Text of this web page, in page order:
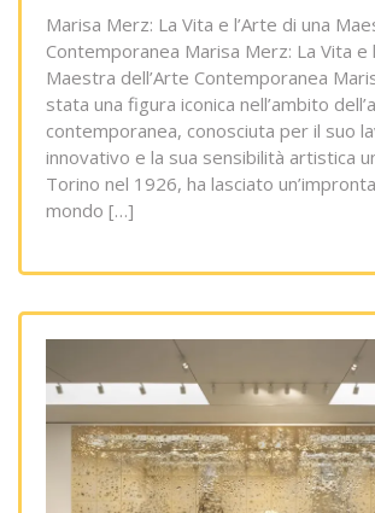
Marisa Merz: La Vita e l’Arte di una
Contemporanea Marisa Merz: La Vita e
Maestra dell’Arte Contemporanea
stata una figura iconica nell’ambito
contemporanea, conosciuta per il suo
innovativo e la sua sensibilità artistica
Torino nel 1926, ha lasciato
mondo […]